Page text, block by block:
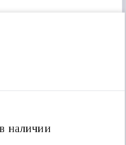
наличии